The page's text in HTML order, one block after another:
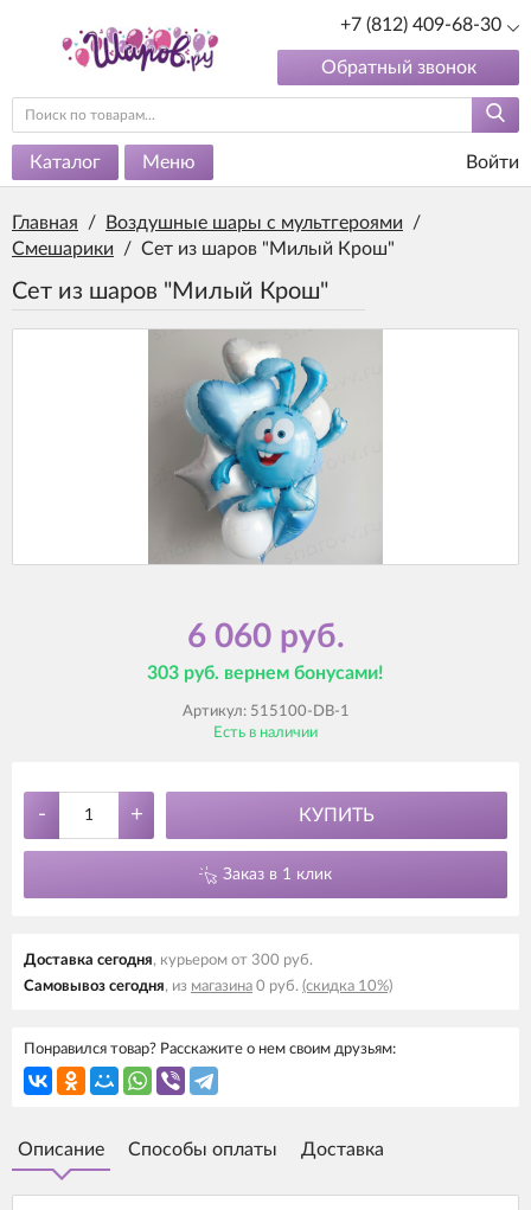
+7 (812) 409-68-30
Обратный звонок
Каталог Меню Войти
Главная / Воздушные шары с мультгероями
/
Смешарики
/ Сет из шаров "Милый Крош"
Сет из шаров "Милый Крош"
6 060 руб.
303 руб. вернем бонусами!
Артикул: 515100-DB-1
Есть в наличии
- + КУПИТЬ
Заказ в 1 клик
Доставка cегодня, курьером от 300 руб.
Самовывоз cегодня, из магазина 0 руб. (скидка 10%)
Понравился товар? Расскажите о нем своим друзьям:
Описание Способы оплаты Доставка